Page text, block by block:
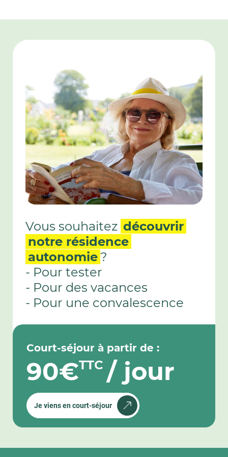
Vous souhaitez découvrir
notre résidence
autonomie?
- Pour tester
- Pour des vacances
- Pour une convalescence
Court-séjour à partir de :
90€TTC / jour
Je viens en court-séjour